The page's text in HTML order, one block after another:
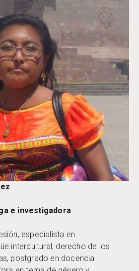
e investigadora
especialista en
intercultural, derecho de los
postgrado en docencia